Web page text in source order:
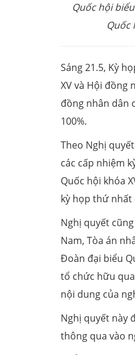
Quốc hội
Quốc
Sáng 21.5, Kỳ
XV và Hội đồng
đồng nhân dân
100%.
Theo Nghị
các cấp nhiệm
Quốc hội khóa
kỳ họp thứ nhất
Nghị quyết
Nam, Tòa án
Đoàn đại biểu
tổ chức hữu
nội dung của
Nghị quyết này
thông qua vào